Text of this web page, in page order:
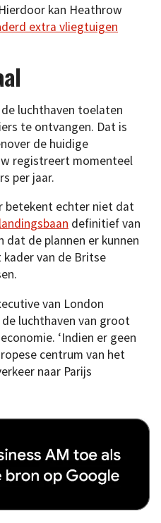
kan Heathrow
extra vliegtuigen
luchthaven toelaten
te ontvangen. Dat is
de huidige
registreert momenteel
per jaar.
betekent echter niet dat
definitief van
dat de plannen er kunnen
kader van de Britse
van London
luchthaven van groot
‘Indien er geen
centrum van het
naar Parijs